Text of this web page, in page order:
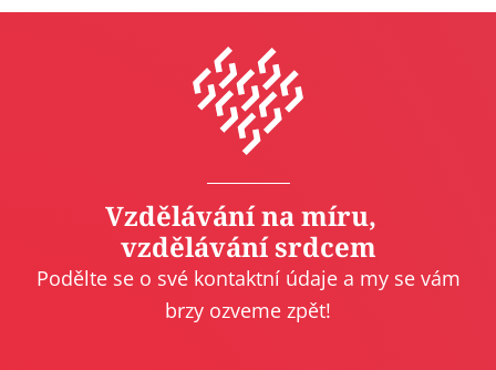
Vzdělávání na míru,
vzdělávání srdcem
Podělte se o své kontaktní údaje a my se vám
brzy ozveme zpět!